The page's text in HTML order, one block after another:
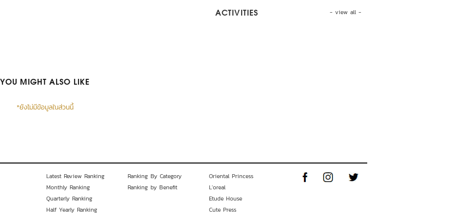
YOU MIGHT ALSO LIKE
*ยังไม่มีข้อมูลในส่วนนี้
- view all -
ACTIVITIES
Latest Review Ranking
Monthly Ranking
Quarterly Ranking
Half Yearly Ranking
Ranking By Category
Ranking by Benefit
Oriental Princess
L'oreal
Etude House
Cute Press